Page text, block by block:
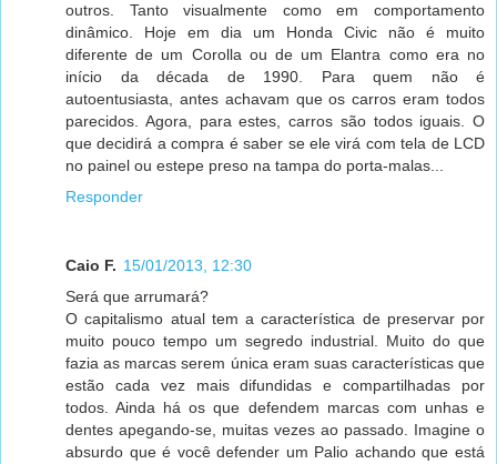
outros. Tanto visualmente como em comportamento
dinâmico. Hoje em dia um Honda Civic não é muito
diferente de um Corolla ou de um Elantra como era no
início da década de 1990. Para quem não é
autoentusiasta, antes achavam que os carros eram todos
parecidos. Agora, para estes, carros são todos iguais. O
que decidirá a compra é saber se ele virá com tela de LCD
no painel ou estepe preso na tampa do porta-malas...
Responder
Caio F. 15/01/2013, 12:30
Será que arrumará?
O capitalismo atual tem a característica de preservar por
muito pouco tempo um segredo industrial. Muito do que
fazia as marcas serem única eram suas características que
estão cada vez mais difundidas e compartilhadas por
todos. Ainda há os que defendem marcas com unhas e
dentes apegando-se, muitas vezes ao passado. Imagine o
absurdo que é você defender um Palio achando que está